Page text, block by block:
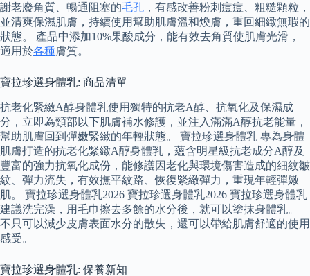
謝老廢角質、暢通阻塞的毛孔 ，有感改善粉刺痘痘、粗糙顆粒，
並清爽保濕肌膚，持續使用幫助肌膚溫和煥膚，重回細緻無瑕的
狀態。 產品中添加10%果酸成分，能有效去角質使肌膚光滑，
適用於各種膚質。
寶拉珍選身體乳: 商品清單
抗老化緊緻A醇身體乳使用獨特的抗老A醇、抗氧化及保濕成
分，立即為頸部以下肌膚補水修護，並注入滿滿A醇抗老能量，
幫助肌膚回到彈嫩緊緻的年輕狀態。 寶拉珍選身體乳 專為身體
肌膚打造的抗老化緊緻A醇身體乳，蘊含明星級抗老成分A醇及
豐富的強力抗氧化成份，能修護因老化與環境傷害造成的細紋皺
紋、彈力流失，有效撫平紋路、恢復緊緻彈力，重現年輕彈嫩
肌。 寶拉珍選身體乳2026 寶拉珍選身體乳2026 寶拉珍選身體乳
建議洗完澡，用毛巾擦去多餘的水分後，就可以塗抹身體乳。
不只可以減少皮膚表面水分的散失，還可以帶給肌膚舒適的使用
感受。
寶拉珍選身體乳: 保養新知